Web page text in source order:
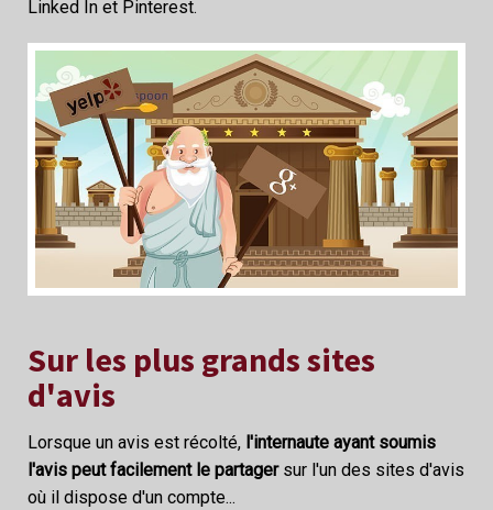
Linked In et Pinterest.
Sur les plus grands sites
d'avis
Lorsque un avis est récolté, l'internaute ayant soumis
l'avis peut facilement le partagersur l'un des sites d'avis
où il dispose d'un compte...